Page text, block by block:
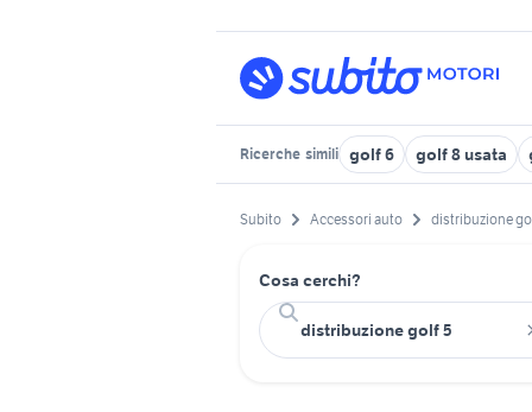
Ricerche simili golf 6 golf 8 usata
Subito Accessori auto distribuzione
Cosa cerchi?